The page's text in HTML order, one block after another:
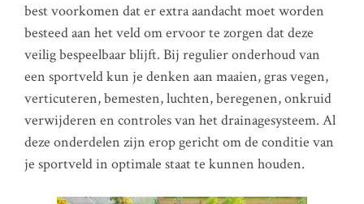
best voorkomen dat er extra aandacht moet worden
besteed aan het veld om ervoor te zorgen dat deze
veilig bespeelbaar blijft. Bij regulier onderhoud van
een sportveld kun je denken aan maaien, gras vegen,
verticuteren, bemesten, luchten, beregenen, onkruid
verwijderen en controles van het drainagesysteem. Al
deze onderdelen zijn erop gericht om de conditie van
je sportveld in optimale staat te kunnen houden.